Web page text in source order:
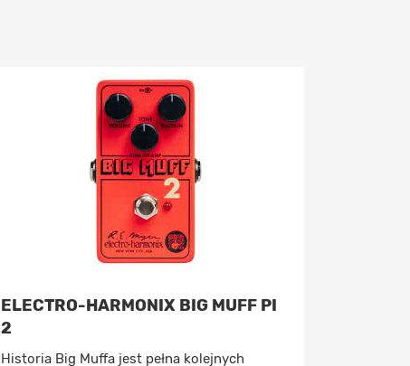
ELECTRO-HARMONIX BIG MUFF PI
2
Historia Big Muffa jest pełna kolejnych